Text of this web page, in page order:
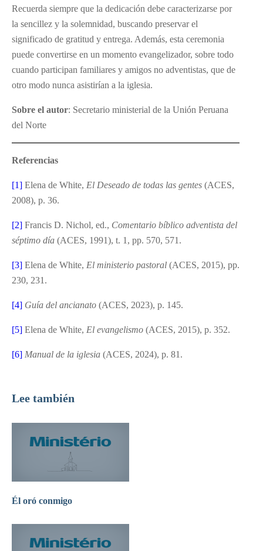
Recuerda siempre que la dedicación debe caracterizarse por
la sencillez y la solemnidad, buscando preservar el
significado de gratitud y entrega. Además, esta ceremonia
puede convertirse en un momento evangelizador, sobre todo
cuando participan familiares y amigos no adventistas, que de
otro modo nunca asistirían a la iglesia.
Sobre el autor: Secretario ministerial de la Unión Peruana
del Norte
Referencias
[1] Elena de White, El Deseado de todas las gentes (ACES,
2008), p. 36.
[2] Francis D. Nichol, ed., Comentario bíblico adventista del
séptimo día (ACES, 1991), t. 1, pp. 570, 571.
[3] Elena de White, El ministerio pastoral (ACES, 2015), pp.
230, 231.
[4] Guía del ancianato (ACES, 2023), p. 145.
[5] Elena de White, El evangelismo (ACES, 2015), p. 352.
[6] Manual de la iglesia (ACES, 2024), p. 81.
Lee también
Él oró conmigo